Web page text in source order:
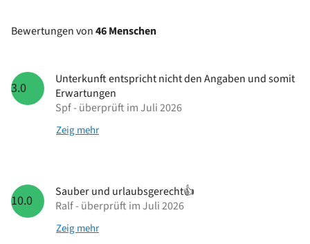
Bewertungen von46 Menschen
3.0
Unterkunft entspricht nicht den Angaben und somit
Erwartungen
Spf - überprüft im Juli 2026
Zeig mehr
10.0
Sauber und urlaubsgerecht👍
Ralf - überprüft im Juli 2026
Zeig mehr